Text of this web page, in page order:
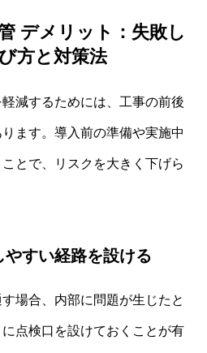
デメリット：失敗し
方と対策法
減するためには、工事の前後
ます。導入前の準備や実施中
とで、リスクを大きく下げら
すい経路を設ける
場合、内部に問題が生じたと
点検口を設けておくことが有